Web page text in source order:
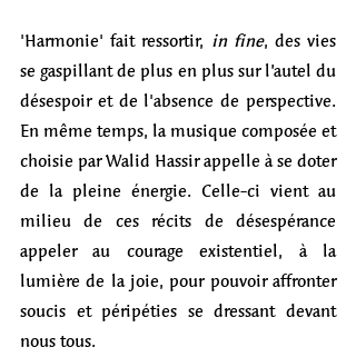
'Harmonie' fait ressortir, in fine, des vies
se gaspillant de plus en plus sur l’autel du
désespoir et de l'absence de perspective.
En même temps, la musique composée et
choisie par Walid Hassir appelle à se doter
de la pleine énergie. Celle-ci vient au
milieu de ces récits de désespérance
appeler au courage existentiel, à la
lumière de la joie, pour pouvoir affronter
soucis et péripéties se dressant devant
nous tous.